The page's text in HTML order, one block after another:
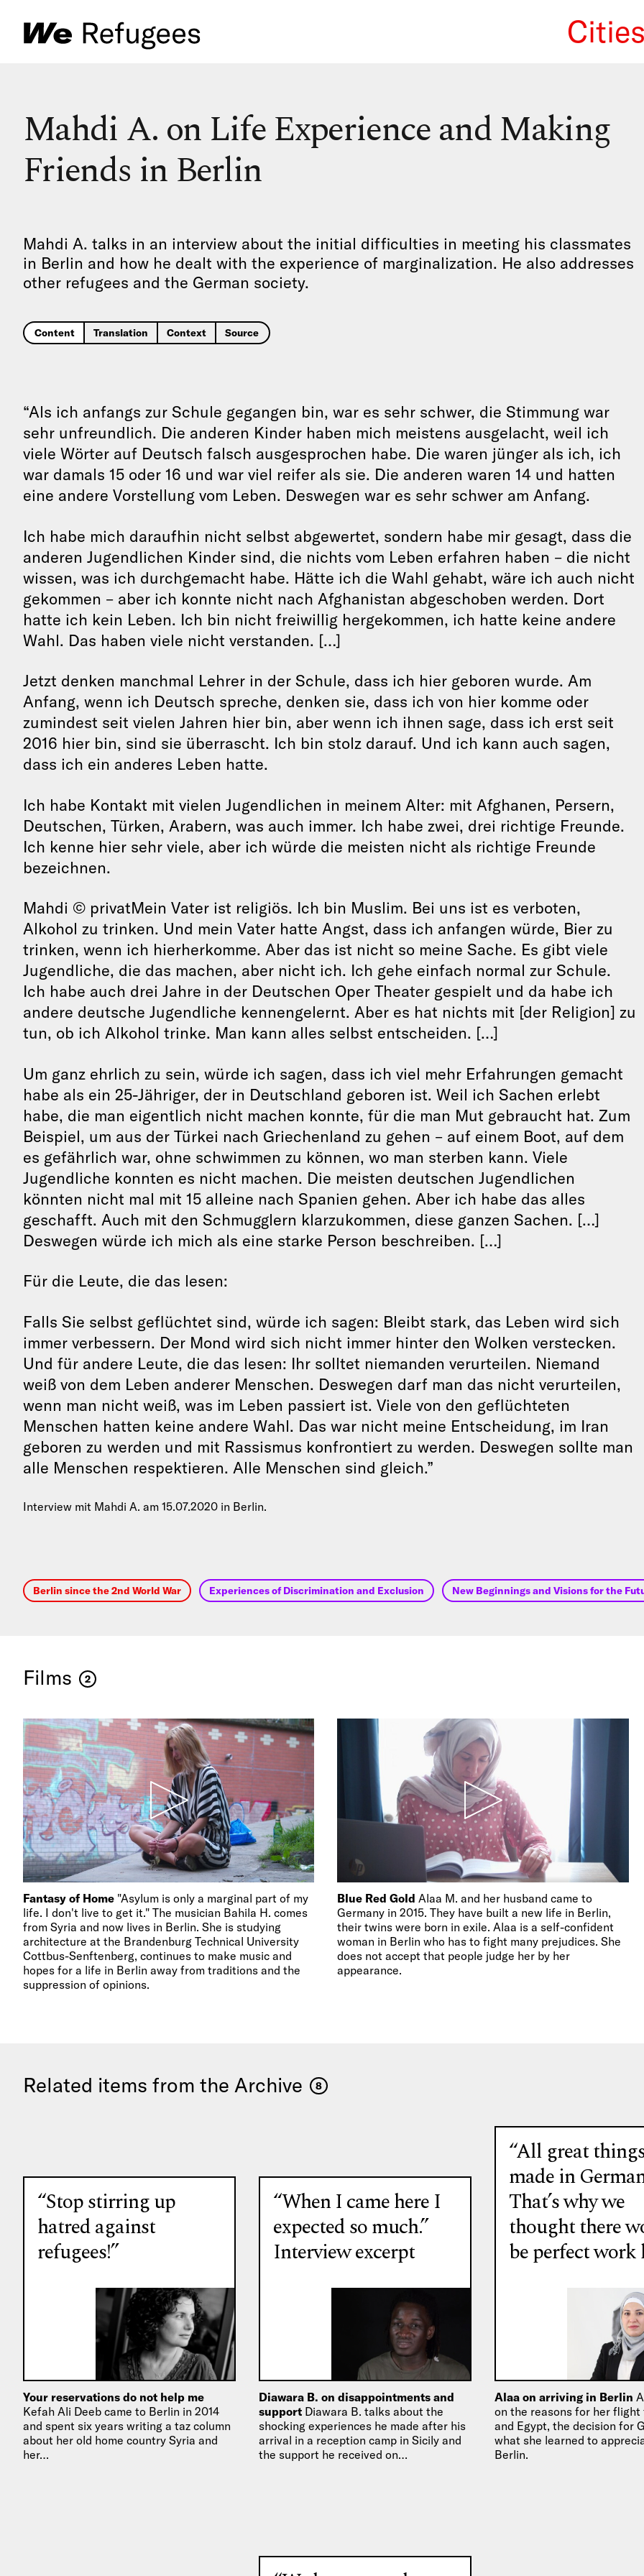
We
Mahdi A. on Life Experience and Making
Friends in Berlin
Mahdi A. talks in an interview about the initial difficulties in meeting his classmates
in Berlin and how he dealt with the experience of marginalization. He also addresses
other refugees and the German society.
Content Translation Context Source
“Als ich anfangs zur Schule gegangen bin, war es sehr schwer, die Stimmung war
sehr unfreundlich. Die anderen Kinder haben mich meistens ausgelacht, weil ich
viele Wörter auf Deutsch falsch ausgesprochen habe. Die waren jünger als ich, ich
war damals 15 oder 16 und war viel reifer als sie. Die anderen waren 14 und hatten
eine andere Vorstellung vom Leben. Deswegen war es sehr schwer am Anfang.
Ich habe mich daraufhin nicht selbst abgewertet, sondern habe mir gesagt, dass die
anderen Jugendlichen Kinder sind, die nichts vom Leben erfahren haben – die nicht
wissen, was ich durchgemacht habe. Hätte ich die Wahl gehabt, wäre ich auch nicht
gekommen – aber ich konnte nicht nach Afghanistan abgeschoben werden. Dort
hatte ich kein Leben. Ich bin nicht freiwillig hergekommen, ich hatte keine andere
Wahl. Das haben viele nicht verstanden. […]
Jetzt denken manchmal Lehrer in der Schule, dass ich hier geboren wurde. Am
Anfang, wenn ich Deutsch spreche, denken sie, dass ich von hier komme oder
zumindest seit vielen Jahren hier bin, aber wenn ich ihnen sage, dass ich erst seit
2016 hier bin, sind sie überrascht. Ich bin stolz darauf. Und ich kann auch sagen,
dass ich ein anderes Leben hatte.
Ich habe Kontakt mit vielen Jugendlichen in meinem Alter: mit Afghanen, Persern,
Deutschen, Türken, Arabern, was auch immer. Ich habe zwei, drei richtige Freunde.
Ich kenne hier sehr viele, aber ich würde die meisten nicht als richtige Freunde
bezeichnen.
Mahdi © privatMein Vater ist religiös. Ich bin Muslim. Bei uns ist es verboten,
Alkohol zu trinken. Und mein Vater hatte Angst, dass ich anfangen würde, Bier zu
trinken, wenn ich hierherkomme. Aber das ist nicht so meine Sache. Es gibt viele
Jugendliche, die das machen, aber nicht ich. Ich gehe einfach normal zur Schule.
Ich habe auch drei Jahre in der Deutschen Oper Theater gespielt und da habe ich
andere deutsche Jugendliche kennengelernt. Aber es hat nichts mit [der Religion] zu
tun, ob ich Alkohol trinke. Man kann alles selbst entscheiden. […]
Um ganz ehrlich zu sein, würde ich sagen, dass ich viel mehr Erfahrungen gemacht
habe als ein 25-Jähriger, der in Deutschland geboren ist. Weil ich Sachen erlebt
habe, die man eigentlich nicht machen konnte, für die man Mut gebraucht hat. Zum
Beispiel, um aus der Türkei nach Griechenland zu gehen – auf einem Boot, auf dem
es gefährlich war, ohne schwimmen zu können, wo man sterben kann. Viele
Jugendliche konnten es nicht machen. Die meisten deutschen Jugendlichen
könnten nicht mal mit 15 alleine nach Spanien gehen. Aber ich habe das alles
geschafft. Auch mit den Schmugglern klarzukommen, diese ganzen Sachen. […]
Deswegen würde ich mich als eine starke Person beschreiben. […]
Für die Leute, die das lesen:
Falls Sie selbst geflüchtet sind, würde ich sagen: Bleibt stark, das Leben wird sich
immer verbessern. Der Mond wird sich nicht immer hinter den Wolken verstecken.
Und für andere Leute, die das lesen: Ihr solltet niemanden verurteilen. Niemand
weiß von dem Leben anderer Menschen. Deswegen darf man das nicht verurteilen,
wenn man nicht weiß, was im Leben passiert ist. Viele von den geflüchteten
Menschen hatten keine andere Wahl. Das war nicht meine Entscheidung, im Iran
geboren zu werden und mit Rassismus konfrontiert zu werden. Deswegen sollte man
alle Menschen respektieren. Alle Menschen sind gleich.”
Interview mit Mahdi A. am 15.07.2020 in Berlin.
Berlin since the 2nd World War Experiences of Discrimination and Exclusion New Beginnings and Visions for the
Films 2
Fantasy of Home "Asylum is only a marginal part of my
life. I don't live to get it." The musician Bahila H. comes
from Syria and now lives in Berlin. She is studying
architecture at the Brandenburg Technical University
Cottbus-Senftenberg, continues to make music and
hopes for a life in Berlin away from traditions and the
suppression of opinions.
Blue Red GoldAlaa M. and her husband came to
Germany in 2015. They have built a new life in Berlin,
their twins were born in exile. Alaa is a self-confident
woman in Berlin who has to fight many prejudices. She
does not accept that people judge her by her
appearance.
Related items from the Archive 8
“Stop stirring up
hatred against
refugees!”
Your reservations do not help me
Kefah Ali Deeb came to Berlin in 2014
and spent six years writing a taz column
about her old home country Syria and
her…
“When I came here I
expected so much.”
Interview excerpt
Diawara B. on disappointments and
support Diawara B. talks about the
shocking experiences he made after his
arrival in a reception camp in Sicily and
the support he received on…
“All great
made in
That’s why we
thought there
be perfect work
Alaa on arriving in Berlin
on the reasons for her flight
and Egypt, the decision for
what she learned to
Berlin.